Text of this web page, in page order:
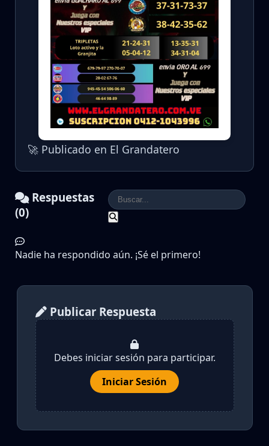
🚀 Publicado en El Grandatero
Respuestas
(0)
Nadie ha respondido aún. ¡Sé el primero!
Publicar Respuesta
Debes iniciar sesión para participar.
Iniciar Sesión